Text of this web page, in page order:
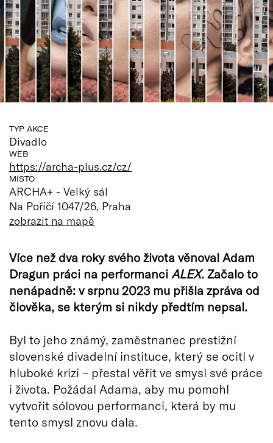
TYP AKCE
Divadlo
WEB
https://archa-plus.cz/cz/
MÍSTO
ARCHA+ - Velký sál
Na Poříčí 1047/26, Praha
zobrazit na mapě
Více než dva roky svého života věnoval Adam
Dragun práci na performanci ALEX. Začalo to
nenápadně: v srpnu 2023 mu přišla zpráva od
člověka, se kterým si nikdy předtím nepsal.
Byl to jeho známý, zaměstnanec prestižní
slovenské divadelní instituce, který se ocitl v
hluboké krizi – přestal věřit ve smysl své práce
i života. Požádal Adama, aby mu pomohl
vytvořit sólovou performanci, která by mu
tento smysl znovu dala.